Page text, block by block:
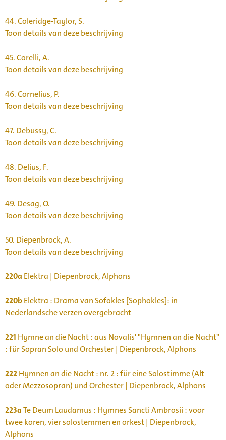
44.Coleridge-Taylor, S.
Toon details van deze beschrijving
45.Corelli, A.
Toon details van deze beschrijving
46.Cornelius, P.
Toon details van deze beschrijving
47. Debussy, C.
Toon details van deze beschrijving
48. Delius, F.
Toon details van deze beschrijving
49. Desag, O.
Toon details van deze beschrijving
50. Diepenbrock, A.
Toon details van deze beschrijving
220a Elektra | Diepenbrock, Alphons
220bElektra : Drama van Sofokles [Sophokles]: in
Nederlandsche verzen overgebracht
221 Hymne an die Nacht : aus Novalis' "Hymnen an die Nacht"
: für Sopran Solo und Orchester | Diepenbrock, Alphons
222Hymnen an die Nacht : nr. 2 : für eine Solostimme (Alt
oder Mezzosopran) und Orchester | Diepenbrock, Alphons
223aTe Deum Laudamus : Hymnes Sancti Ambrosii : voor
twee koren, vier solostemmen en orkest | Diepenbrock,
Alphons